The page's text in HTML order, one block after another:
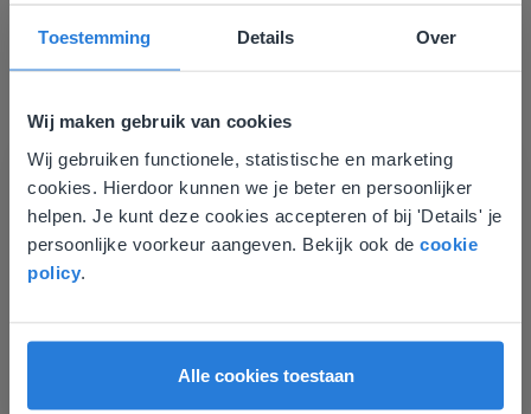
Toestemming Details Over
Wij maken gebruik van cookies
Wij gebruiken functionele, statistische en marketing
cookies. Hierdoor kunnen we je beter en persoonlijker
helpen. Je kunt deze cookies accepteren of bij 'Details' je
persoonlijke voorkeur aangeven. Bekijk ook de cookie
policy
Alle cookies toestaan
Ontdek meer
Groep 8, Blok 9, Week 3, Les 11
Groep 8, Blok 9, Week 3,
Les 11
Deze website komt niet
overeen met je locatie
Gezien je locatie, denken we dat je misschien
liever naar de website voor English gaat. Hier
English
Vlaanderen